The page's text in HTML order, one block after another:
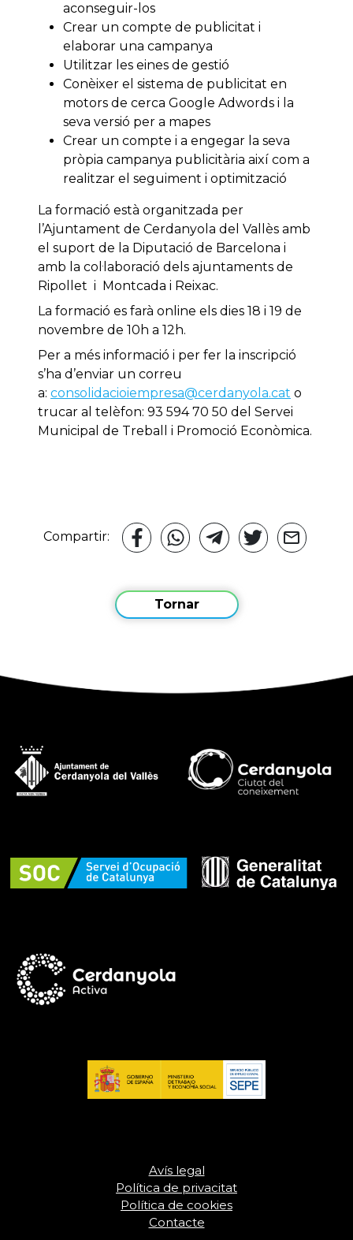
aconseguir-los
Crear un compte de publicitat i
elaborar una campanya
Utilitzar les eines de gestió
Conèixer el sistema de publicitat en
motors de cerca Google Adwords i la
seva versió per a mapes
Crear un compte i a engegar la seva
pròpia campanya publicitària així com a
realitzar el seguiment i optimització
La formació està organitzada per
l’Ajuntament de Cerdanyola del Vallès amb
el suport de la Diputació de Barcelona i
amb la col·laboració dels ajuntaments de
Ripollet i Montcada i Reixac.
La formació es farà online els dies 18 i 19 de
novembre de 10h a 12h.
Per a més informació i per fer la inscripció
s’ha d’enviar un correu
a: consolidacioiempresa@cerdanyola.cat o
trucar al telèfon: 93 594 70 50 del Servei
Municipal de Treball i Promoció Econòmica.
Compartir:
Tornar
Avís legal
Política de privacitat
Política de cookies
Contacte